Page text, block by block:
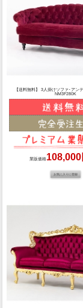
【送料無料】 3人掛けソファ･アン
NM3F280K
業販価格